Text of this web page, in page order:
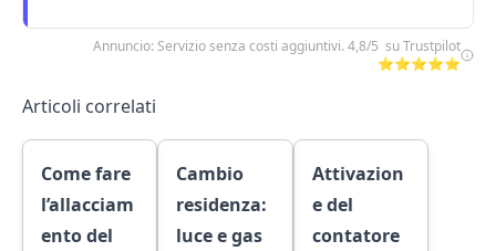
Annuncio: Servizio senza costi aggiuntivi. 4,8/5 su Trustpilot
⭐⭐⭐⭐⭐
Articoli correlati
Come fare
l’allacciam
ento del
Cambio
residenza:
luce e gas
Attivazion
e del
contatore